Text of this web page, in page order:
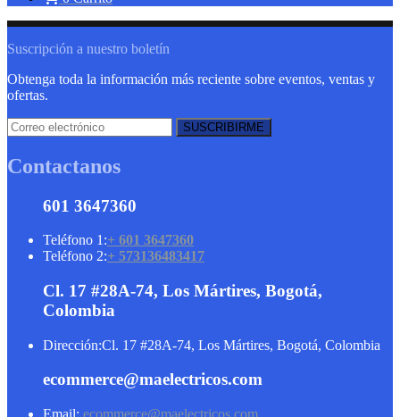
Suscripción a nuestro boletín
Obtenga toda la información más reciente sobre eventos, ventas y
ofertas.
Contactanos
601 3647360
Teléfono 1:+ 601 3647360
Teléfono 2:+ 573136483417
Cl. 17 #28A-74, Los Mártires, Bogotá,
Colombia
Dirección:Cl. 17 #28A-74, Los Mártires, Bogotá, Colombia
ecommerce@maelectricos.com